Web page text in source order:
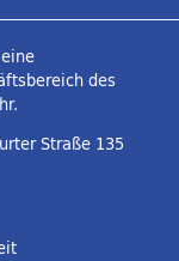
des
Straße 135